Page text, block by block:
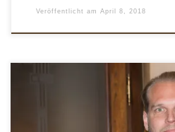
Veröffentlicht am April 8, 2018
Erfolgskiller: Prokrastination oder
Aufschieberitis Die Verlockung,